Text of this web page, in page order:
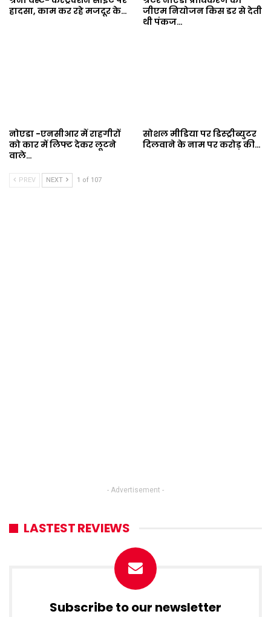
हादसा, काम कर रहे मजदूर के…
जीएम नियोजन किस डर से देती
थी पंकज…
नोएडा -एनसीआर में राहगीरों
को कार में लिफ्ट देकर लूटने
वाले…
सोशल मीडिया पर डिस्ट्रीब्युटर
दिलवाने के नाम पर करोड़ की…
PREV NEXT 1 of 107
- Advertisement -
LASTEST REVIEWS
Subscribe to our newsletter